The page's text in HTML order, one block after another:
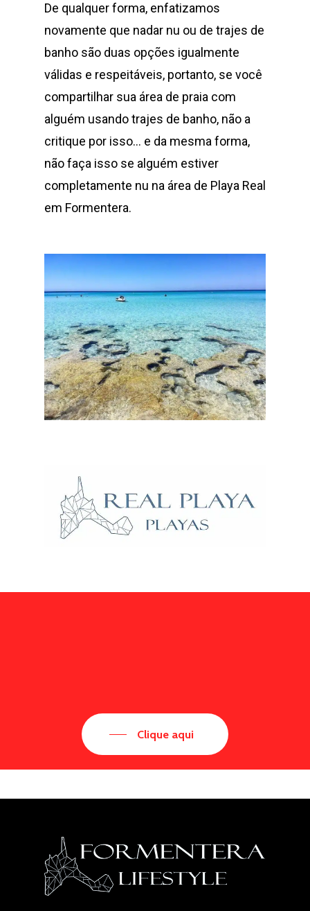
De qualquer forma, enfatizamos
novamente que nadar nu ou de trajes de
banho são duas opções igualmente
válidas e respeitáveis, portanto, se você
compartilhar sua área de praia com
alguém usando trajes de banho, não a
critique por isso… e da mesma forma,
não faça isso se alguém estiver
completamente nu na área de Playa Real
em Formentera.
Clique aqui